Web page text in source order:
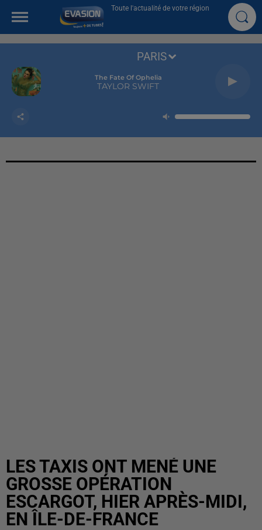
Toute l'actualité de votre région
The Fate Of Ophelia
TAYLOR SWIFT
PARIS
LES TAXIS ONT MENÉ UNE
GROSSE OPÉRATION
ESCARGOT, HIER APRÈS-MIDI,
EN ÎLE-DE-FRANCE